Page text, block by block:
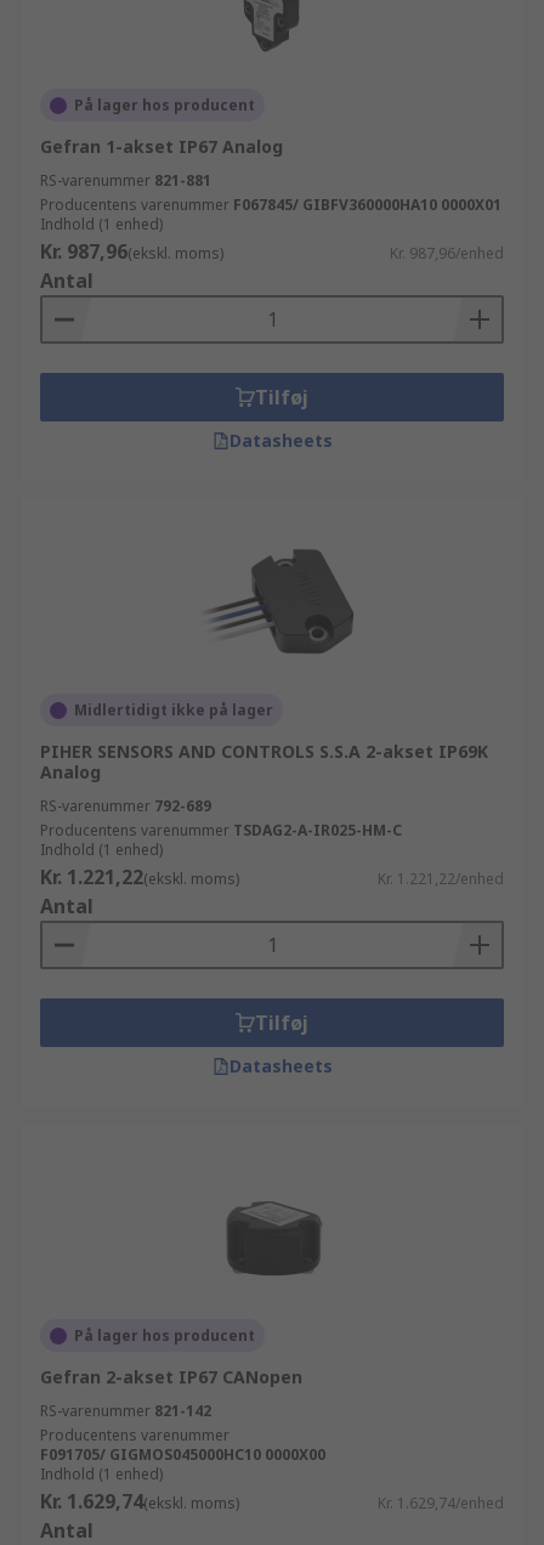
På lager hos producent
Gefran 1-akset IP67 Analog
RS-varenummer 821-881
Producentens varenummer F067845/ GIBFV360000HA10 0000X01
Indhold (1 enhed)
Kr. 987,96(ekskl. moms) Kr. 987,96/enhed
Antal
Tilføj
Datasheets
Midlertidigt ikke på lager
PIHER SENSORS AND CONTROLS S.S.A 2-akset IP69K
Analog
RS-varenummer 792-689
Producentens varenummer TSDAG2-A-IR025-HM-C
Indhold (1 enhed)
Kr. 1.221,22(ekskl. moms) Kr. 1.221,22/enhed
Antal
Tilføj
Datasheets
På lager hos producent
Gefran 2-akset IP67 CANopen
RS-varenummer 821-142
Producentens varenummer
F091705/ GIGMOS045000HC10 0000X00
Indhold (1 enhed)
Kr. 1.629,74(ekskl. moms) Kr. 1.629,74/enhed
Antal